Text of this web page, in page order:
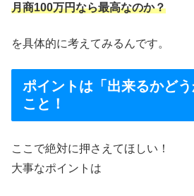
月商100万円なら最高なのか？
を具体的に考えてみるんです。
ポイントは「出来るかど
こと！
ここで絶対に押さえてほしい！
大事なポイントは